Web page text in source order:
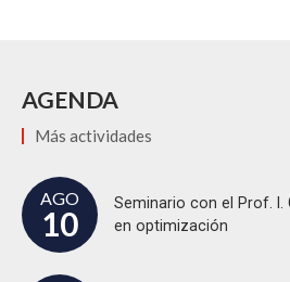
AGENDA
Más actividades
AGO
10
Seminario con el Prof. I.
en optimización